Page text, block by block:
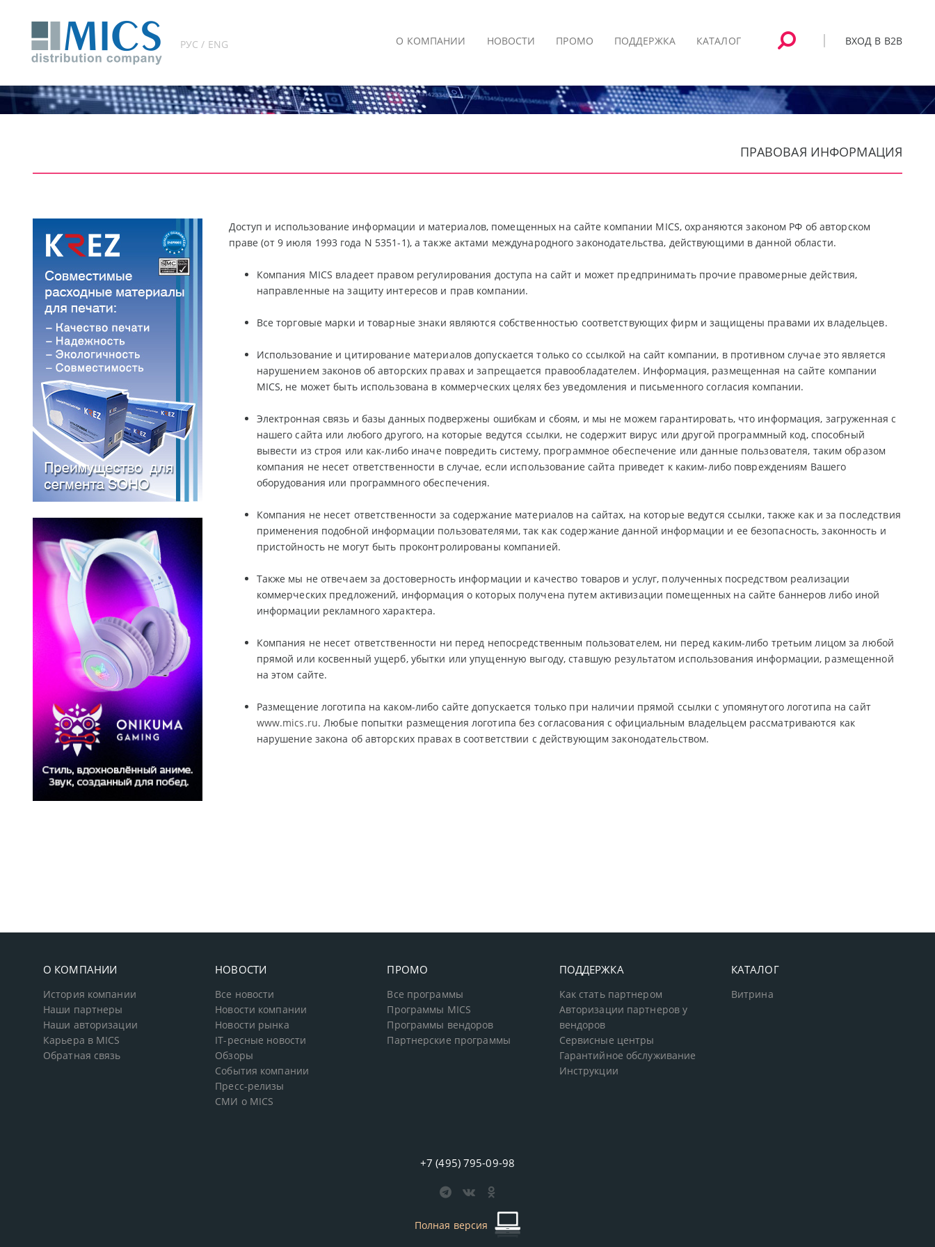
РУС / ENG ВХОД В B2B
О КОМПАНИИ НОВОСТИ ПРОМО ПОДДЕРЖКА КАТАЛОГ
ПРАВОВАЯ ИНФОРМАЦИЯ
Доступ и использование информации и материалов, помещенных на сайте компании MICS, охраняются законом РФ об авторском
праве (от 9 июля 1993 года N 5351-1), а также актами международного законодательства, действующими в данной области.
Компания MICS владеет правом регулирования доступа на сайт и может предпринимать прочие правомерные действия,
направленные на защиту интересов и прав компании.
Все торговые марки и товарные знаки являются собственностью соответствующих фирм и защищены правами их владельцев.
Использование и цитирование материалов допускается только со ссылкой на сайт компании, в противном случае это является
нарушением законов об авторских правах и запрещается правообладателем. Информация, размещенная на сайте компании
MICS, не может быть использована в коммерческих целях без уведомления и письменного согласия компании.
Электронная связь и базы данных подвержены ошибкам и сбоям, и мы не можем гарантировать, что информация, загруженная с
нашего сайта или любого другого, на которые ведутся ссылки, не содержит вирус или другой программный код, способный
вывести из строя или как-либо иначе повредить систему, программное обеспечение или данные пользователя, таким образом
компания не несет ответственности в случае, если использование сайта приведет к каким-либо повреждениям Вашего
оборудования или программного обеспечения.
Компания не несет ответственности за содержание материалов на сайтах, на которые ведутся ссылки, также как и за последствия
применения подобной информации пользователями, так как содержание данной информации и ее безопасность, законность и
пристойность не могут быть проконтролированы компанией.
Также мы не отвечаем за достоверность информации и качество товаров и услуг, полученных посредством реализации
коммерческих предложений, информация о которых получена путем активизации помещенных на сайте баннеров либо иной
информации рекламного характера.
Компания не несет ответственности ни перед непосредственным пользователем, ни перед каким-либо третьим лицом за любой
прямой или косвенный ущерб, убытки или упущенную выгоду, ставшую результатом использования информации, размещенной
на этом сайте.
Размещение логотипа на каком-либо сайте допускается только при наличии прямой ссылки с упомянутого логотипа на сайт
www.mics.ru. Любые попытки размещения логотипа без согласования с официальным владельцем рассматриваются как
нарушение закона об авторских правах в соответствии с действующим законодательством.
О КОМПАНИИ
История компании
Наши партнеры
Наши авторизации
Карьера в MICS
Обратная связь
НОВОСТИ
Все новости
Новости компании
Новости рынка
IT-ресные новости
Обзоры
События компании
Пресс-релизы
СМИ о MICS
ПРОМО
Все программы
Программы MICS
Программы вендоров
Партнерские программы
ПОДДЕРЖКА
Как стать партнером
Авторизации партнеров у
вендоров
Сервисные центры
Гарантийное обслуживание
Инструкции
КАТАЛОГ
Витрина
+7 (495) 795-09-98
Полная версия